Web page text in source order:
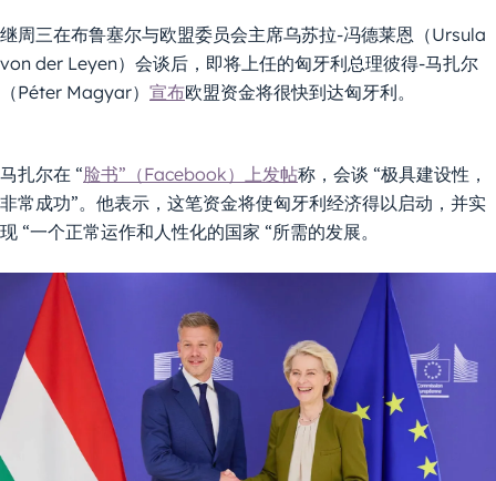
继周三在布鲁塞尔与欧盟委员会主席乌苏拉-冯德莱恩（Ursula
von der Leyen）会谈后，即将上任的匈牙利总理彼得-马扎尔
（Péter Magyar） 宣布欧盟资金将很快到达匈牙利。
马扎尔在 “脸书”（Facebook）上发帖称，会谈 “极具建设性，
非常成功”。他表示，这笔资金将使匈牙利经济得以启动，并实
现 “一个正常运作和人性化的国家 “所需的发展。